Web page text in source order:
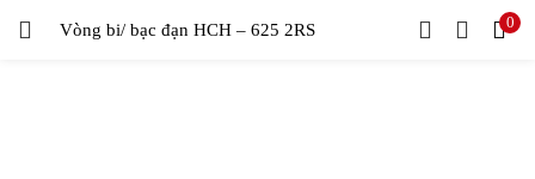
Vòng bi/ bạc đạn HCH – 625 2RS 0
LOGIN